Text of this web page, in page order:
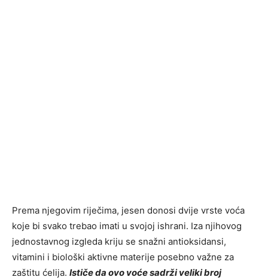
Prema njegovim riječima, jesen donosi dvije vrste voća
koje bi svako trebao imati u svojoj ishrani. Iza njihovog
jednostavnog izgleda kriju se snažni antioksidansi,
vitamini i biološki aktivne materije posebno važne za
zaštitu ćelija. Ističe da ovo voće sadrži veliki broj